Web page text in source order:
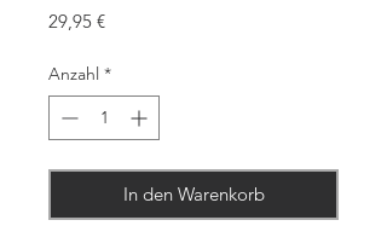
29,95 €Preis
Anzahl *
In den Warenkorb